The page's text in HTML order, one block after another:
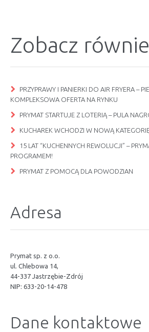
Zobacz
PRZYPRAWY I PANIERKI DO AIR FRYERA –
KOMPLEKSOWA OFERTA NA RYNKU
PRYMAT STARTUJE Z LOTERIĄ – PULA
KUCHAREK WCHODZI W NOWĄ
15 LAT “KUCHENNYCH REWOLUCJI” –
PROGRAMEM!
PRYMAT Z POMOCĄ DLA POWODZIAN
Adresa
Prymat sp. z o.o.
ul. Chlebowa 14,
44-337 Jastrzębie-Zdrój
NIP: 633-20-14-478
Dane kontaktowe